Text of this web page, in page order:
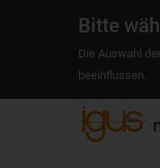
Bitte
Die Auswahl
beeinflussen.